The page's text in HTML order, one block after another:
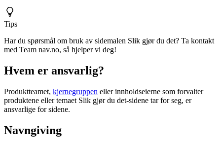
Tips
Har du spørsmål om bruk av sidemalen Slik gjør du det? Ta kontakt
med Team nav.no, så hjelper vi deg!
Hvem er ansvarlig?
Produktteamet, kjernegruppen eller innholdseierne som forvalter
produktene eller temaet Slik gjør du det-sidene tar for seg, er
ansvarlige for sidene.
Navngiving